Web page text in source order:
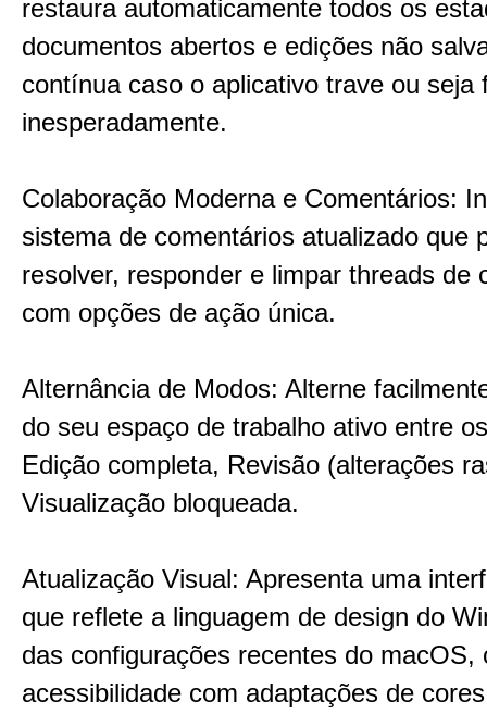
restaura automaticamente todos os
documentos abertos e edições não
contínua caso o aplicativo trave ou seja
inesperadamente.
Colaboração Moderna e Comentários:
sistema de comentários atualizado que
resolver, responder e limpar threads de
com opções de ação única.
Alternância de Modos: Alterne
do seu espaço de trabalho ativo entre
Edição completa, Revisão (alterações
Visualização bloqueada.
Atualização Visual: Apresenta uma
que reflete a linguagem de design do
das configurações recentes do macOS,
acessibilidade com adaptações de